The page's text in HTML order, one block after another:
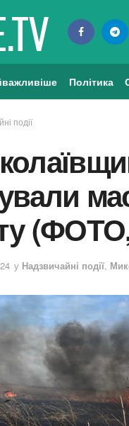
Політика
події
у Надзвичайні події,